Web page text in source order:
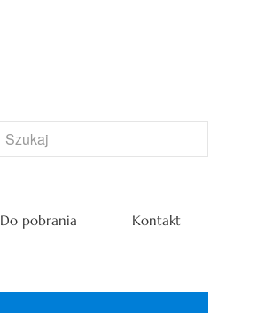
Do pobrania Kontakt